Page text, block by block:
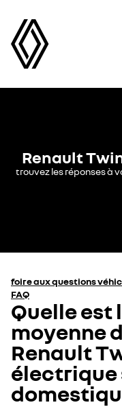
Renault
trouvez les réponses à
foire aux questions
FAQ
Quelle est
moyenne
Renault
électrique